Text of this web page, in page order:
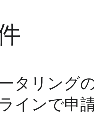
タリング
インで申